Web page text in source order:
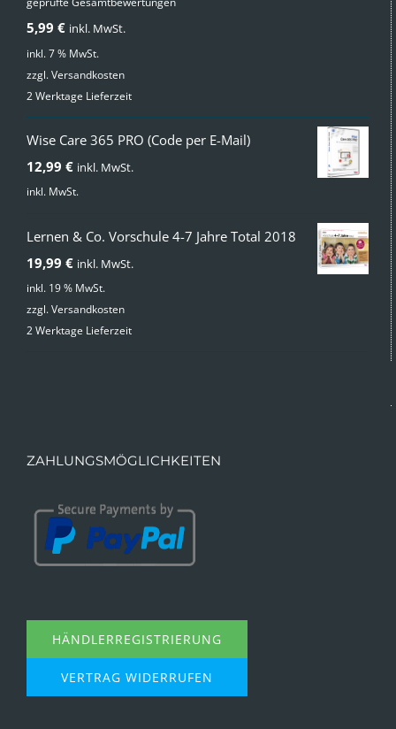
von 5
5,99 € inkl. MwSt.
inkl. 7 % MwSt.
zzgl.Versandkosten
2 Werktage Lieferzeit
Wise Care 365 PRO (Code per E-Mail)
12,99 € inkl. MwSt.
inkl. MwSt.
Lernen & Co. Vorschule 4-7 Jahre Total 2018
19,99 € inkl. MwSt.
inkl. 19 % MwSt.
zzgl.Versandkosten
2 Werktage Lieferzeit
ZAHLUNGSMÖGLICHKEITEN
HÄNDLERREGISTRIERUNG
VERTRAG WIDERRUFEN